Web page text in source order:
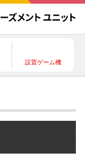
設置ゲーム機